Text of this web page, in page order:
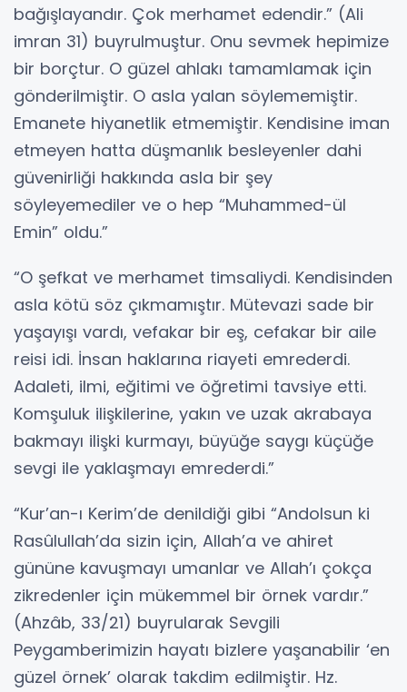
bağışlayandır. Çok merhamet edendir.” (Ali
imran 31) buyrulmuştur. Onu sevmek hepimize
bir borçtur. O güzel ahlakı tamamlamak için
gönderilmiştir. O asla yalan söylememiştir.
Emanete hiyanetlik etmemiştir. Kendisine iman
etmeyen hatta düşmanlık besleyenler dahi
güvenirliği hakkında asla bir şey
söyleyemediler ve o hep “Muhammed-ül
Emin” oldu.”
“O şefkat ve merhamet timsaliydi. Kendisinden
asla kötü söz çıkmamıştır. Mütevazi sade bir
yaşayışı vardı, vefakar bir eş, cefakar bir aile
reisi idi. İnsan haklarına riayeti emrederdi.
Adaleti, ilmi, eğitimi ve öğretimi tavsiye etti.
Komşuluk ilişkilerine, yakın ve uzak akrabaya
bakmayı ilişki kurmayı, büyüğe saygı küçüğe
sevgi ile yaklaşmayı emrederdi.”
“Kur’an-ı Kerim’de denildiği gibi “Andolsun ki
Rasûlullah’da sizin için, Allah’a ve ahiret
gününe kavuşmayı umanlar ve Allah’ı çokça
zikredenler için mükemmel bir örnek vardır.”
(Ahzâb, 33/21) buyrularak Sevgili
Peygamberimizin hayatı bizlere yaşanabilir ‘en
güzel örnek’ olarak takdim edilmiştir. Hz.